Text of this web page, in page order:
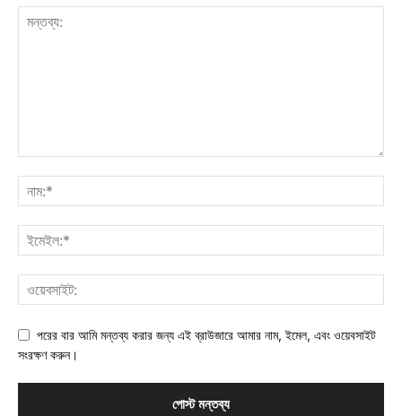
পরের বার আমি মন্তব্য করার জন্য এই ব্রাউজারে আমার নাম, ইমেল, এবং ওয়েবসাইট
সংরক্ষণ করুন।